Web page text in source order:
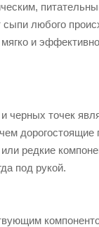
сыпи любого
и
точек
редкие
под рукой.